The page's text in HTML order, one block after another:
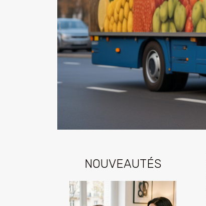
NOUVEAUTÉS